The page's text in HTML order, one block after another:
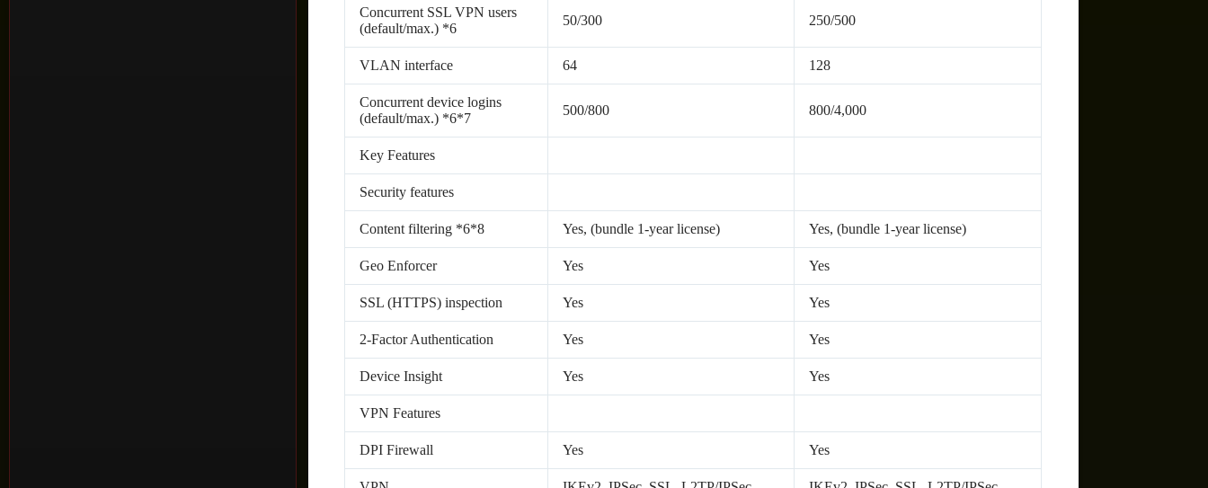
Concurrent SSL VPN users
(default/max.) *6
50/300 250/500
VLAN interface 64 128
Concurrent device logins
(default/max.) *6*7
500/800 800/4,000
Key Features
Security features
Content filtering *6*8 Yes, (bundle 1-year license) Yes, (bundle 1-year license)
Geo Enforcer Yes Yes
SSL (HTTPS) inspection Yes Yes
2-Factor Authentication Yes Yes
Device Insight Yes Yes
VPN Features
DPI Firewall Yes Yes